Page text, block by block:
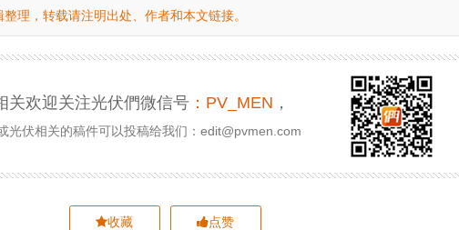
理，转载请注明出处、作者和本文链接。
关欢迎关注光伏們微信号 ：PV_MEN ，
光伏相关的稿件可以投稿给我们：edit@pvmen.com
收藏 点赞